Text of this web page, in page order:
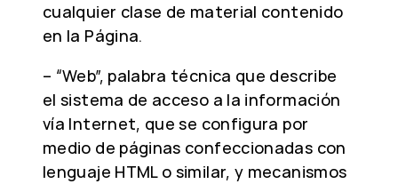
cualquier clase de material contenido
en la Página.
– “Web”, palabra técnica que describe
el sistema de acceso a la información
vía Internet, que se configura por
medio de páginas confeccionadas con
lenguaje HTML o similar, y mecanismos